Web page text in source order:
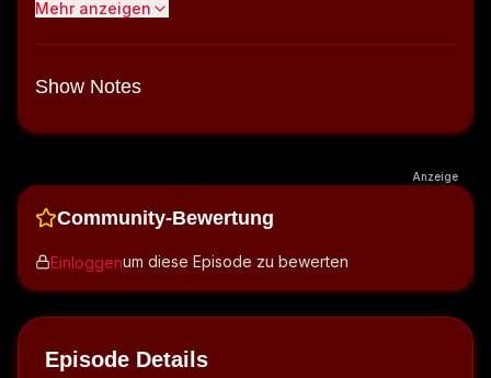
Mehr anzeigen
Show Notes
Anzeige
Community-Bewertung
Einloggenum diese Episode zu bewerten
Episode Details